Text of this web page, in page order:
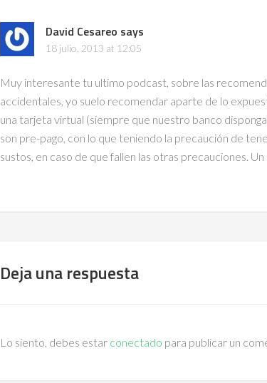
David Cesareo says
18 julio, 2013 at 12:05
Muy interesante tu ultimo podcast, sobre las
accidentales, yo suelo recomendar aparte de lo
una tarjeta virtual (siempre que nuestro banco
son pre-pago, con lo que teniendo la precaución de
sustos, en caso de que fallen las otras precauciones. Un
Deja una respuesta
Lo siento, debes estar conectado para publicar un